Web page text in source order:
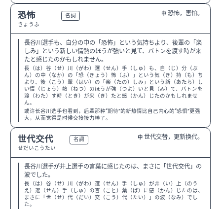
恐怖
きょうふ
名詞 中 恐怖，害怕。
長谷川選手も、自分の中の「恐怖」という気持ちより、後輩の「楽
しみ」という新しい情熱のほうが強いと見て、バトンを渡す時が来
たと感じたのかもしれません。
長（は）谷（せ）川（がわ）選（せん）手（しゅ）も、自（じ）分（ぶ
ん）の中（なか）の「恐（きょう）怖（ふ）」という気（き）持（も）ち
より、後（こう）輩（はい）の「楽（たの）しみ」という新（あたら）し
い情（じょう）熱（ねつ）のほうが強（つよ）いと見（み）て、バトンを
渡（わた）す時（とき）が来（き）たと感（かん）じたのかもしれませ
ん。
或许长谷川选手也看到，后辈那种“期待”的新热情比自己内心的“恐惧”更强
大，从而觉得是时候交接接力棒了。
世代交代
せだいこうたい
名詞 中 世代交替，更新换代。
長谷川選手が井上選手の言葉に感じたのは、まさに「世代交代」の
波でした。
長（は）谷（せ）川（がわ）選（せん）手（しゅ）が井（い）上（のう
え）選（せん）手（しゅ）の言（こと）葉（ば）に感（かん）じたのは、
まさに「世（せ）代（だい）交（こう）代（たい）」の波（なみ）でし
た。